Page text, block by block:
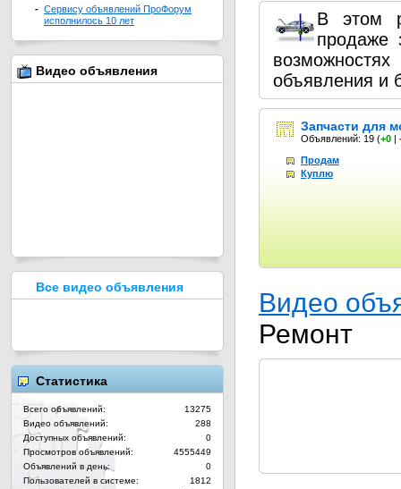
В этом
продаже
объявления и
Запчасти для
Объявлений: 19 (+0 |
Продам
Куплю
Видео
Ремонт
- Сервису объявлений ПроФорум
исполнилось 10 лет
Видео объявления
Все видео объявления
Статистика
Всего объявлений:
13275
Видео объявлений:
288
Доступных объявлений:
0
Просмотров объявлений:
4555449
Объявлений в день:
0
Пользователей в системе:
1812